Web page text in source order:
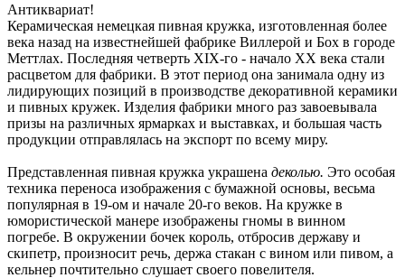
Антиквариат!
Керамическая немецкая пивная кружка, изготовленная более
века назад на известнейшей фабрике Виллерой и Бох в городе
Меттлах. Последняя четверть XIX-го - начало XX века стали
расцветом для фабрики. В этот период она занимала одну из
лидирующих позиций в производстве декоративной керамики
и пивных кружек. Изделия фабрики много раз завоевывала
призы на различных ярмарках и выставках, и большая часть
продукции отправлялась на экспорт по всему миру.
Представленная пивная кружка украшена деколью. Это особая
техника переноса изображения с бумажной основы, весьма
популярная в 19-ом и начале 20-го веков. На кружке в
юмористической манере изображены гномы в винном
погребе. В окружении бочек король, отбросив державу и
скипетр, произносит речь, держа стакан с вином или пивом, а
кельнер почтительно слушает своего повелителя.